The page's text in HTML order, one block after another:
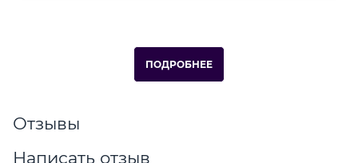
ПОДРОБНЕЕ
Отзывы
Написать отзыв